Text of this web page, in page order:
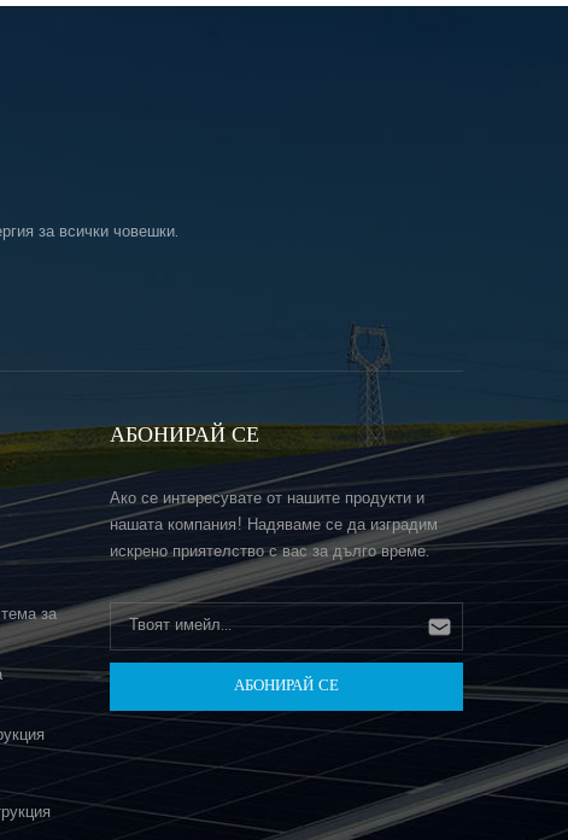
за всички човешки.
за
АБОНИРАЙ СЕ
Ако се интересувате от нашите продукти и
нашата компания! Надяваме се да изградим
искрено приятелство с вас за дълго време.